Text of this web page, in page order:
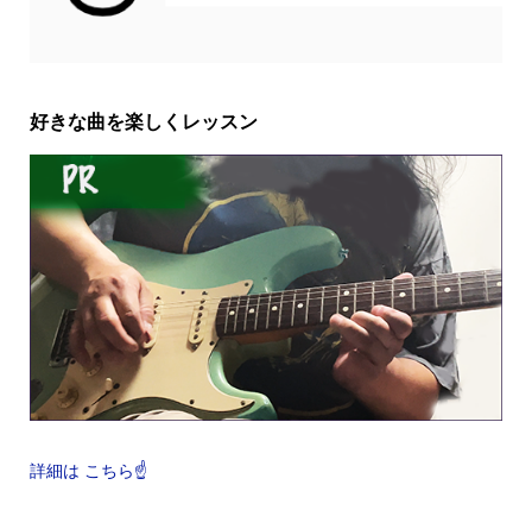
好きな曲を楽しくレッスン
詳細は こちら☝️